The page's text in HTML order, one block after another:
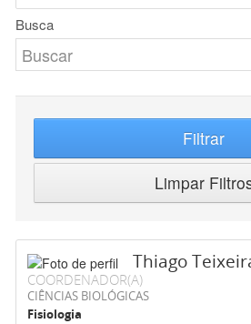
Busca
Filtrar
Limpar
Thiago
COORDENADOR(A)
CIÊNCIAS BIOLÓGICAS
Fisiologia